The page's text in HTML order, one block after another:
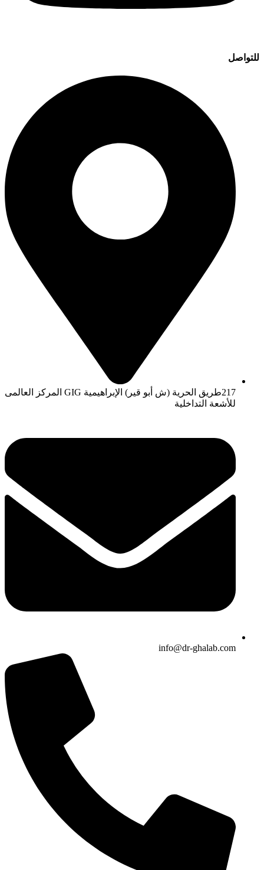
للتواصل
217طريق الحرية (ش أبو قير) الإبراهيمية GIG المركز العالمى
للأشعة التداخلية
info@dr-ghalab.com